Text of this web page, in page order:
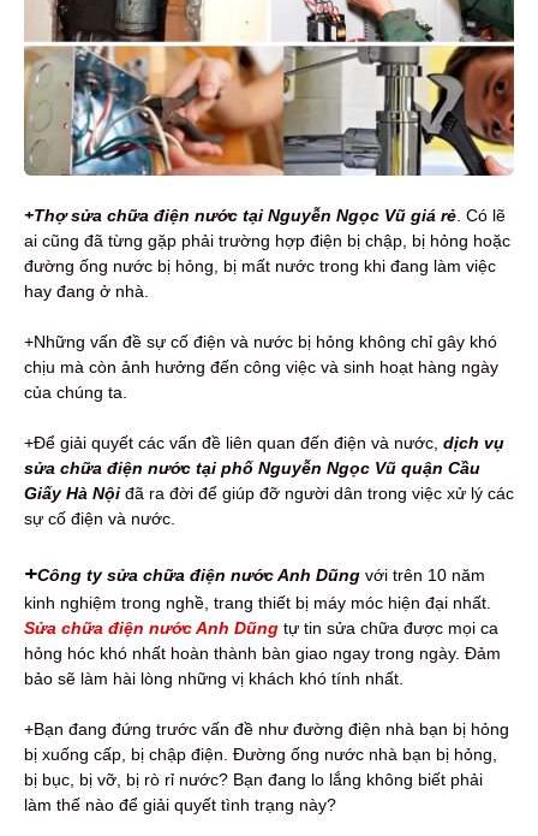
+Thợ sửa chữa điện nước tại Nguyễn Ngọc Vũ giá rẻ . Có lẽ
ai cũng đã từng gặp phải trường hợp điện bị chập, bị hỏng hoặc
đường ống nước bị hỏng, bị mất nước trong khi đang làm việc
hay đang ở nhà.
+Những vấn đề sự cố điện và nước bị hỏng không chỉ gây khó
chịu mà còn ảnh hưởng đến công việc và sinh hoạt hàng ngày
của chúng ta.
+Để giải quyết các vấn đề liên quan đến điện và nước, dịch vụ
sửa chữa điện nước tại phố Nguyễn Ngọc Vũ quận Cầu
Giấy Hà Nội đã ra đời để giúp đỡ người dân trong việc xử lý các
sự cố điện và nước.
+Công ty sửa chữa điện nước Anh Dũng với trên 10 năm
kinh nghiệm trong nghề, trang thiết bị máy móc hiện đại nhất.
Sửa chữa điện nước Anh Dũng tự tin sửa chữa được mọi ca
hỏng hóc khó nhất hoàn thành bàn giao ngay trong ngày. Đảm
bảo sẽ làm hài lòng những vị khách khó tính nhất.
+Bạn đang đứng trước vấn đề như đường điện nhà bạn bị hỏng
bị xuống cấp, bị chập điện. Đường ống nước nhà bạn bị hỏng,
bị bục, bị vỡ, bị rò rỉ nước? Bạn đang lo lắng không biết phải
làm thế nào để giải quyết tình trạng này?